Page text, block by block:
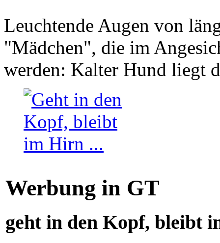
Leuchtende Augen von
"Mädchen", die im
werden: Kalter Hund liegt
Werbung in GT
geht in den Kopf, bleibt